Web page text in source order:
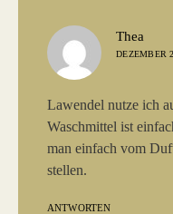
Thea
DEZEMBER
Lawendel nutze ich
Waschmittel ist
man einfach vom
stellen.
ANTWORTEN